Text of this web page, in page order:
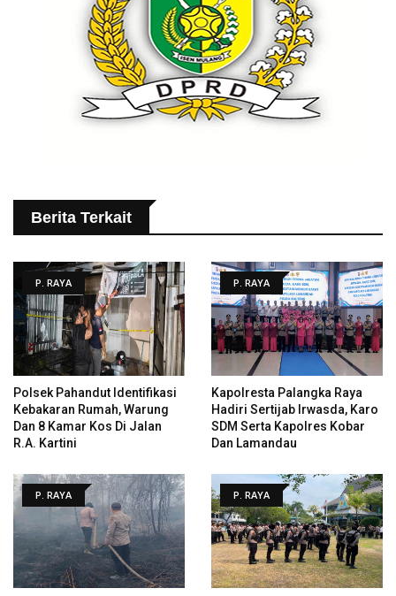
Berita Terkait
P. RAYA
Polsek Pahandut Identifikasi
Kebakaran Rumah, Warung
Dan 8 Kamar Kos Di Jalan
R.A. Kartini
P. RAYA
Kapolresta Palangka Raya
Hadiri Sertijab Irwasda, Karo
SDM Serta Kapolres Kobar
Dan Lamandau
P. RAYA P. RAYA